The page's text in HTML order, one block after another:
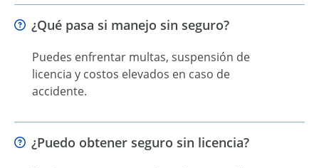
¿Qué pasa si manejo sin seguro?
Puedes enfrentar multas, suspensión de
licencia y costos elevados en caso de
accidente.
¿Puedo obtener seguro sin licencia?